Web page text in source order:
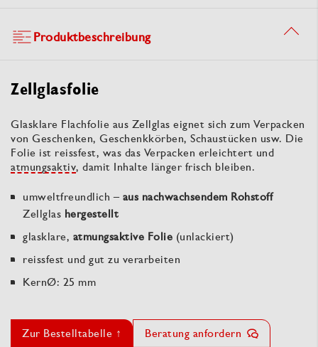
Produktbeschreibung
Zellglasfolie
Glasklare Flachfolie aus Zellglas eignet sich zum Verpacken
von Geschenken, Geschenkkörben, Schaustücken usw. Die
Folie ist reissfest, was das Verpacken erleichtert und
atmungsaktiv, damit Inhalte länger frisch bleiben.
umweltfreundlich –aus nachwachsendem Rohstoff
Zellglas hergestellt
glasklare, atmungsaktive Folie (unlackiert)
reissfest und gut zu verarbeiten
KernØ: 25 mm
Zur Bestelltabelle ↑ Beratung anfordern